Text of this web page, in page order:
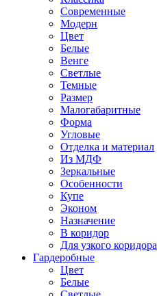
Современные
Модерн
Цвет
Белые
Венге
Светлые
Темные
Размер
Малогабаритные
Форма
Угловые
Отделка и материал
Из МДФ
Зеркальные
Особенности
Купе
Эконом
Назначение
В коридор
Для узкого коридора
Гардеробные
Цвет
Белые